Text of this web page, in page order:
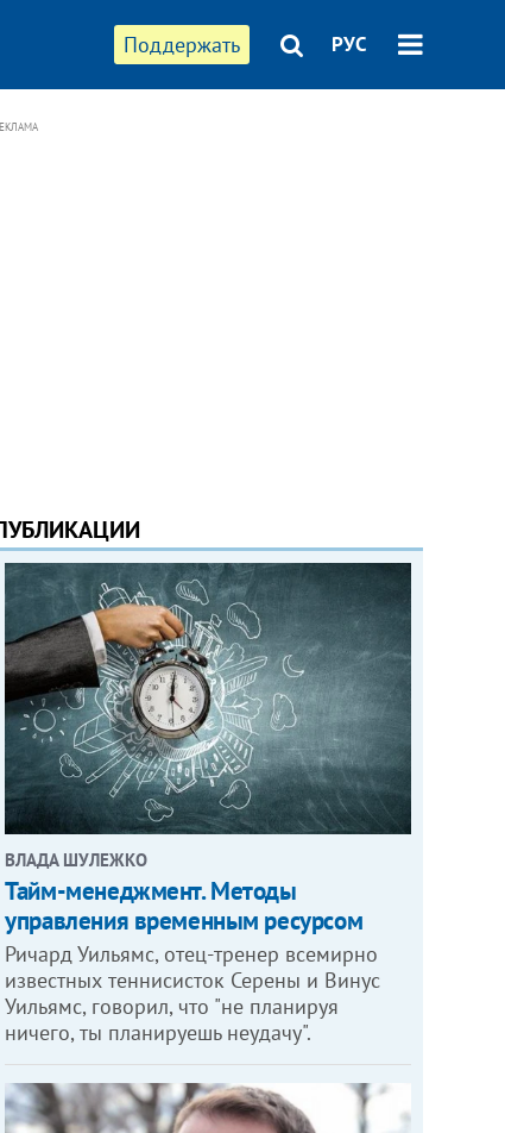
Поддержать РУС
ВЛАДА ШУЛЕЖКО
Тайм-менеджмент. Методы
управления временным ресурсом
Ричард Уильямс, отец-тренер всемирно
известных теннисисток Серены и Винус
Уильямс, говорил, что "не планируя
ничего, ты планируешь неудачу".